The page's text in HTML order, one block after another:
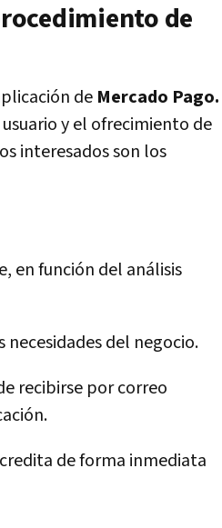
de
de Mercado Pago.
y el ofrecimiento de
interesados son los
en función del análisis
del negocio.
recibirse por correo
de forma inmediata